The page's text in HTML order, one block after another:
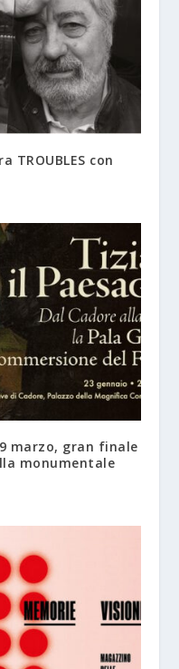
con
marzo, gran finale
monumentale